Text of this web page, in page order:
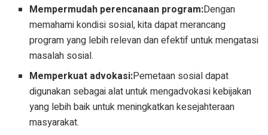
Mempermudah perencanaan program:Dengan
memahami kondisi sosial, kita dapat merancang
program yang lebih relevan dan efektif untuk mengatasi
masalah sosial.
Memperkuat advokasi:Pemetaan sosial dapat
digunakan sebagai alat untuk mengadvokasi kebijakan
yang lebih baik untuk meningkatkan kesejahteraan
masyarakat.